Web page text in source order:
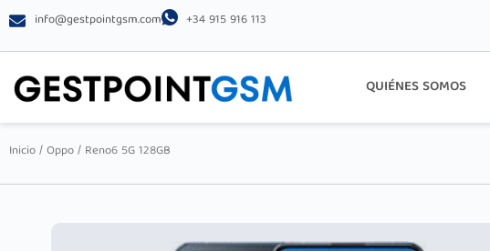
info@gestpointgsm.com +34 915 916 113
QUIÉNES SOMOS
Inicio/Oppo/ Reno6 5G 128GB